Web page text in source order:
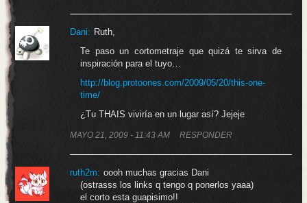
Dani: Ruth,
Te paso un cortometraje que quizá te sirva de
inspiración para el tuyo…
http://blog.protoones.com/2009/05/20/this-one-
time/
¿Tu THAIS viviría en un lugar así? Jejeje
MAYO 21, 2009 - 11:43 AM RESPONDER
ruth2m: oooh muchas gracias Dani
(ostrasss los links q tengo q ponerlos yaaa)
el corto esta guapisimo!!